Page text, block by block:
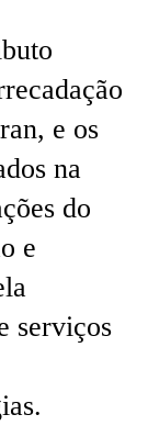
e os
na
do
e
serviços